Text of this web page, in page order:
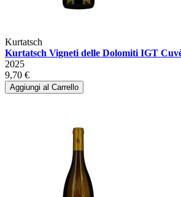
Kurtatsch
Kurtatsch Vigneti delle Dolomiti IGT
2025
9,70 €
Aggiungi al Carrello